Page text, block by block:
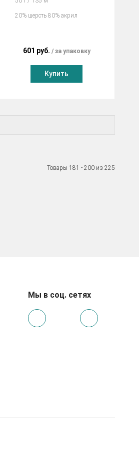
20% шерсть 80% акрил
601 руб. за упаковку
Купить
Товары 181 - 200 из 225
Мы в соц. сетях